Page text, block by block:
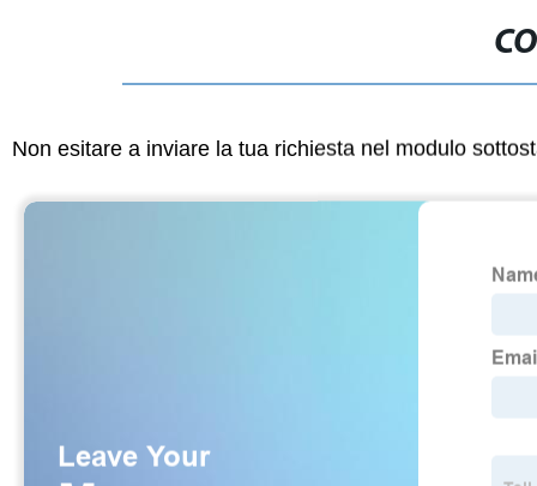
Non esitare a inviare la tua richiesta nel modulo